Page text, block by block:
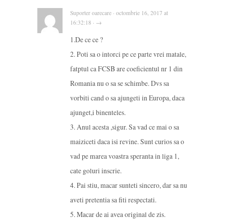
Suporter oarecare · octombrie 16, 2017 at
16:32:18 · →
1.De ce ce ?
2. Poti sa o intorci pe ce parte vrei matale,
fatptul ca FCSB are coeficientul nr 1 din
Romania nu o sa se schimbe. Dvs sa
vorbiti cand o sa ajungeti in Europa, daca
ajunget,i binenteles.
3. Anul acesta ,sigur. Sa vad ce mai o sa
maiziceti daca isi revine. Sunt curios sa o
vad pe marea voastra speranta in liga 1,
cate goluri inscrie.
4. Pai stiu, macar sunteti sincero, dar sa nu
aveti pretentia sa fiti respectati.
5. Macar de ai avea original de zis.